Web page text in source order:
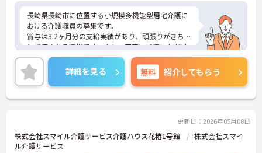
長崎県長崎市に位置する小規模多機能型居宅介護に
おける介護職員の募集です。
賞与は3.2ヶ月分の支給実績があり、頑張りがきちん
と評価される職場です。また、丁寧に指導いただけ
るので、業務に不安がある方でも安心してご勤務い
ただけます。
ご興味のある方には、面接対策ポイントなど、さら
に詳細をお話しいたしますのでお気軽にご相談くだ
さい！
詳細を見る 無料 紹介してもらう
更新日：2026年05月08日
株式会社スマイル介護サービス介護ハウス花椿1号館
株式会社スマイ
ル介護サービス